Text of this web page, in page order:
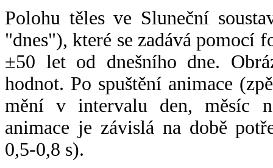
Polohu těles ve Sluneční
"dnes"), které se zadává pomocí
±50 let od dnešního dne.
hodnot. Po spuštění animace
mění v intervalu den, měsíc
animace je závislá na době
0,5-0,8 s).